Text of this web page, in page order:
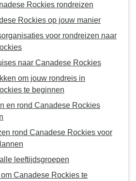
Rockies rondreizen
Rockies op jouw manier
voor rondreizen naar
naar Canadese Rockies
om jouw rondreis in
te beginnen
en rond Canadese Rockies
rond Canadese Rockies voor
leeftijdsgroepen
Canadese Rockies te